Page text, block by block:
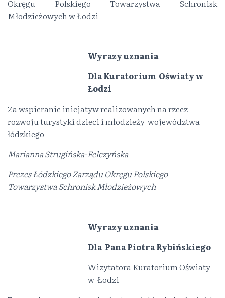
Okręgu Polskiego Towarzystwa Schronisk
Młodzieżowych w Łodzi
Wyrazy uznania
Dla Kuratorium Oświaty w
Łodzi
Za wspieranie inicjatyw realizowanych na rzecz
rozwoju turystyki dzieci i młodzieży województwa
łódzkiego
Marianna Strugińska-Felczyńska
Prezes Łódzkiego Zarządu Okręgu Polskiego
Towarzystwa Schronisk Młodzieżowych
Wyrazy uznania
Dla Pana Piotra Rybińskiego
Wizytatora Kuratorium Oświaty
w Łodzi